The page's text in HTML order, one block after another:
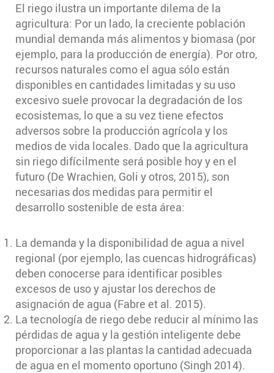
El riego ilustra un importante dilema de la
agricultura: Por un lado, la creciente población
mundial demanda más alimentos y biomasa (por
ejemplo, para la producción de energía). Por otro,
recursos naturales como el agua sólo están
disponibles en cantidades limitadas y su uso
excesivo suele provocar la degradación de los
ecosistemas, lo que a su vez tiene efectos
adversos sobre la producción agrícola y los
medios de vida locales. Dado que la agricultura
sin riego difícilmente será posible hoy y en el
futuro (De Wrachien, Goli y otros, 2015), son
necesarias dos medidas para permitir el
desarrollo sostenible de esta área:
La demanda y la disponibilidad de agua a nivel
regional (por ejemplo, las cuencas hidrográficas)
deben conocerse para identificar posibles
excesos de uso y ajustar los derechos de
asignación de agua (Fabre et al. 2015).
La tecnología de riego debe reducir al mínimo las
pérdidas de agua y la gestión inteligente debe
proporcionar a las plantas la cantidad adecuada
de agua en el momento oportuno (Singh 2014).